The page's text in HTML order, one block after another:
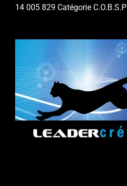
14 005 829 Catégorie C.O.B.S.P